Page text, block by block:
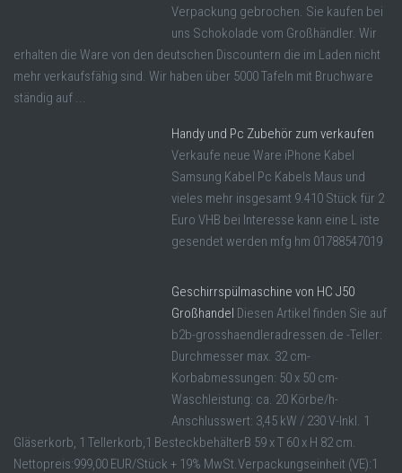
Verpackung gebrochen. Sie kaufen bei
uns Schokolade vom Großhändler. Wir
erhalten die Ware von den deutschen Discountern die im Laden nicht
mehr verkaufsfähig sind. Wir haben über 5000 Tafeln mit Bruchware
ständig auf ...
Handy und Pc Zubehör zum verkaufen
Verkaufe neue Ware iPhone Kabel
Samsung Kabel Pc Kabels Maus und
vieles mehr insgesamt 9.410 Stück für 2
Euro VHB bei Interesse kann eine L iste
gesendet werden mfg hm 01788547019
Geschirrspülmaschine von HC J50
Großhandel Diesen Artikel finden Sie auf
b2b-grosshaendleradressen.de -Teller:
Durchmesser max. 32 cm-
Korbabmessungen: 50 x 50 cm-
Waschleistung: ca. 20 Körbe/h-
Anschlusswert: 3,45 kW / 230 V-Inkl. 1
Gläserkorb, 1 Tellerkorb,1 BesteckbehälterB 59 x T 60 x H 82 cm.
Nettopreis:999,00 EUR/Stück + 19% MwSt.Verpackungseinheit (VE):1